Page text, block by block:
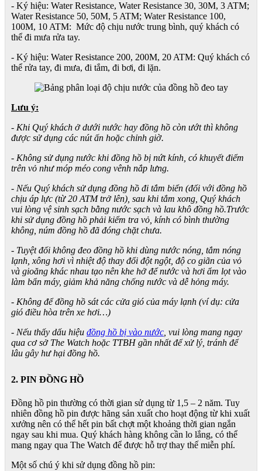
- Ký hiệu: Water Resistance, Water Resistance 30, 30M, 3 ATM;
Water Resistance 50, 50M, 5 ATM; Water Resistance 100,
100M, 10 ATM: Mức độ chịu nước trung bình, quý khách có
thể đi mưa rửa tay.
- Ký hiệu: Water Resistance 200, 200M, 20 ATM: Quý khách có
thể rửa tay, đi mưa, đi tắm, đi bơi, đi lặn.
Lưu ý:
- Khi Quý khách ở dưới nước hay đồng hồ còn ướt thì không
được sử dụng các nút ấn hoặc chỉnh giờ.
- Không sử dụng nước khi đồng hồ bị nứt kính, có khuyết điểm
trên vỏ như móp méo cong vênh nắp lưng.
- Nếu Quý khách sử dụng đồng hồ đi tắm biển (đối với đồng hồ
chịu áp lực (từ 20 ATM trở lên), sau khi tắm xong, Quý khách
vui lòng vệ sinh sạch bằng nước sạch và lau khô đồng hồ.Trước
khi sử dụng đồng hồ phải kiểm tra vỏ, kính có bình thường
không, núm đồng hồ đã đóng chặt chưa.
- Tuyệt đối không đeo đồng hồ khi dùng nước nóng, tắm nóng
lạnh, xông hơi vì nhiệt độ thay đổi đột ngột, độ co giãn của vỏ
và gioăng khác nhau tạo nên khe hở để nước và hơi ẩm lọt vào
làm bẩn máy, giảm khả năng chống nước và dễ hỏng máy.
- Không để đồng hồ sát các cửa gió của máy lạnh (ví dụ: cửa
gió điều hòa trên xe hơi…)
- Nếu thấy dấu hiệu đồng hồ bị vào nước , vui lòng mang ngay
qua cơ sở The Watch hoặc TTBH gần nhất để xử lý, tránh để
lâu gây hư hại đồng hồ.
2. PIN ĐỒNG HỒ
Đồng hồ pin thường có thời gian sử dụng từ 1,5 – 2 năm. Tuy
nhiên đồng hồ pin được hãng sản xuất cho hoạt động từ khi xuất
xưởng nên có thể hết pin bất chợt một khoảng thời gian ngắn
ngay sau khi mua. Quý khách hàng không cần lo lắng, có thể
mang ngay qua The Watch để được hỗ trợ thay thế miễn phí.
Một số chú ý khi sử dụng đồng hồ pin: